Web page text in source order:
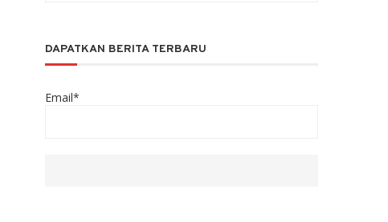
DAPATKAN BERITA TERBARU
Email*